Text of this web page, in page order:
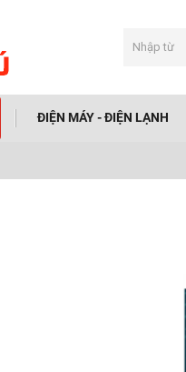
ĐIỆN MÁY - ĐIỆN LẠNH